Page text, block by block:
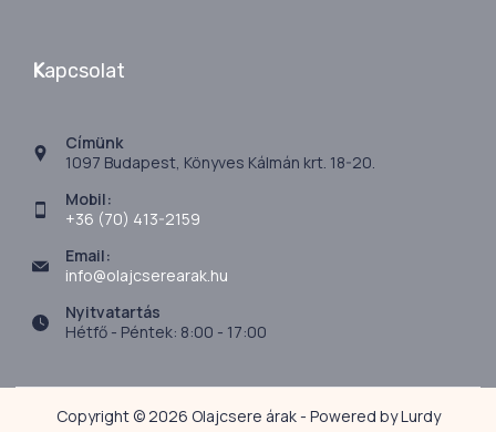
Kapcsolat
Címünk
1097 Budapest, Könyves Kálmán krt. 18-20.
Mobil:
+36 (70) 413-2159
Email:
info@olajcserearak.hu
Nyitvatartás
Hétfő - Péntek: 8:00 - 17:00
Copyright © 2026 Olajcsere árak - Powered by Lurdy